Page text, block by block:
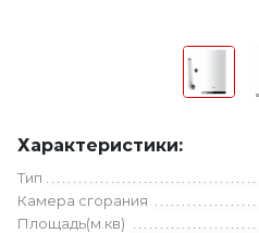
Характеристики:
Тип
Камера сгорания
Площадь(м.кв)